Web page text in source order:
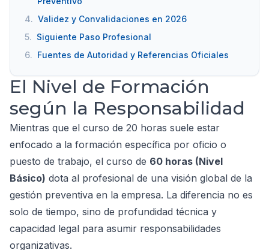
4. Validez y Convalidaciones en 2026
5. Siguiente Paso Profesional
6. Fuentes de Autoridad y Referencias Oficiales
El Nivel de Formación
según la Responsabilidad
Mientras que el curso de 20 horas suele estar
enfocado a la formación específica por oficio o
puesto de trabajo, el curso de 60 horas (Nivel
Básico) dota al profesional de una visión global de la
gestión preventiva en la empresa. La diferencia no es
solo de tiempo, sino de profundidad técnica y
capacidad legal para asumir responsabilidades
organizativas.